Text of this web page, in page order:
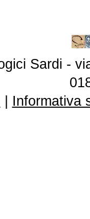
Sardi -
Informativa